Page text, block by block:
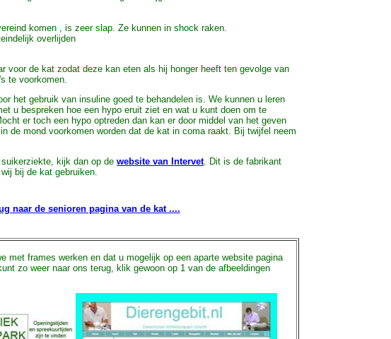
komen , is zeer slap. Ze kunnen in shock raken.
overlijden
voor de kat zodat deze kan eten als hij honger heeft ten gevolge van
te voorkomen.
het gebruik van insuline goed te behandelen is. We kunnen u leren
u bespreken hoe een hypo eruit ziet en wat u kunt doen om te
er toch een hypo optreden dan kan er door middel van het geven
de mond voorkomen worden dat de kat in coma raakt. Bij twijfel neem
kijk dan op de website van Intervet. Dit is de fabrikant
bij de kat gebruiken.
naar de senioren pagina van de kat ....
met frames werken en dat u mogelijk op een aparte website pagina
zo weer naar ons terug, klik gewoon op 1 van de afbeeldingen